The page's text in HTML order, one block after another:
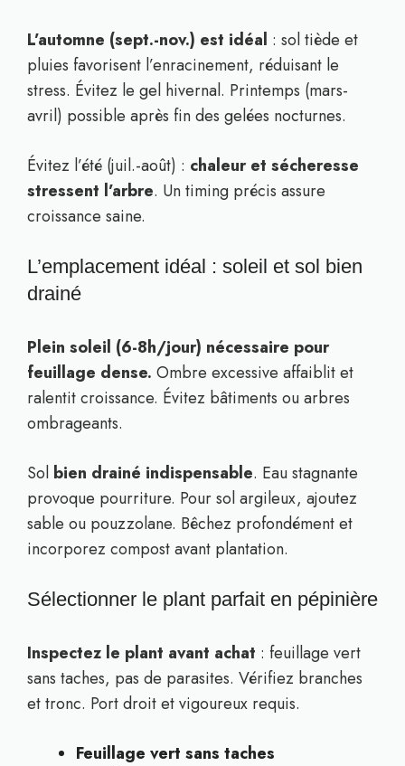
L’automne (sept.-nov.) est idéal : sol tiède et
pluies favorisent l’enracinement, réduisant le
stress. Évitez le gel hivernal. Printemps (mars-
avril) possible après fin des gelées nocturnes.
Évitez l’été (juil.-août) : chaleur et sécheresse
stressent l’arbre. Un timing précis assure
croissance saine.
L’emplacement idéal : soleil et sol bien
drainé
Plein soleil (6-8h/jour) nécessaire pour
feuillage dense. Ombre excessive affaiblit et
ralentit croissance. Évitez bâtiments ou arbres
ombrageants.
Sol bien drainé indispensable. Eau stagnante
provoque pourriture. Pour sol argileux, ajoutez
sable ou pouzzolane. Bêchez profondément et
incorporez compost avant plantation.
Sélectionner le plant parfait en pépinière
Inspectez le plant avant achat : feuillage vert
sans taches, pas de parasites. Vérifiez branches
et tronc. Port droit et vigoureux requis.
Feuillage vert sans taches